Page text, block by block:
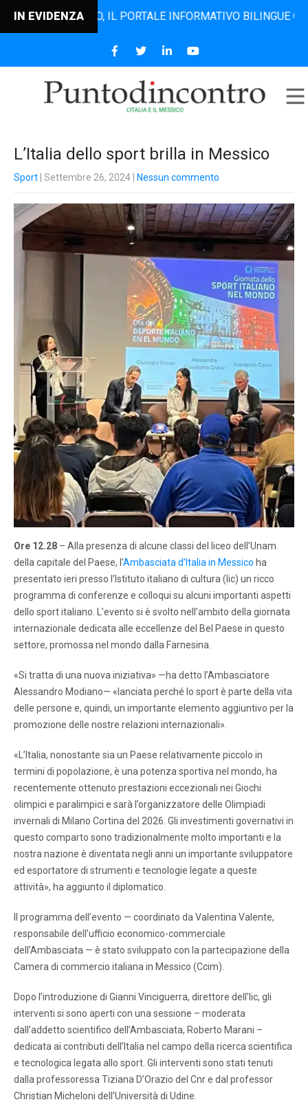
IN EVIDENZAIL PORTALE INFORMATIVO BILINGUE CHE
L’Italia dello sport brilla in Messico
Sport | Settembre 26, 2024 Nessun commento
Ore 12.28 – Alla presenza di alcune classi del liceo dell’Unam
della capitale del Paese, l’Ambasciata d’Italia in Messico ha
presentato ieri presso l’Istituto italiano di cultura (Iic) un ricco
programma di conferenze e colloqui su alcuni importanti aspetti
dello sport italiano. L’evento si è svolto nell’ambito della giornata
internazionale dedicata alle eccellenze del Bel Paese in questo
settore, promossa nel mondo dalla Farnesina.
«Si tratta di una nuova iniziativa» —ha detto l’Ambasciatore
Alessandro Modiano— «lanciata perché lo sport è parte della vita
delle persone e, quindi, un importante elemento aggiuntivo per la
promozione delle nostre relazioni internazionali».
«L’Italia, nonostante sia un Paese relativamente piccolo in
termini di popolazione, è una potenza sportiva nel mondo, ha
recentemente ottenuto prestazioni eccezionali nei Giochi
olimpici e paralimpici e sarà l’organizzatore delle Olimpiadi
invernali di Milano Cortina del 2026. Gli investimenti governativi in
questo comparto sono tradizionalmente molto importanti e la
nostra nazione è diventata negli anni un importante sviluppatore
ed esportatore di strumenti e tecnologie legate a queste
attività», ha aggiunto il diplomatico.
Il programma dell’evento — coordinato da Valentina Valente,
responsabile dell’ufficio economico-commerciale
dell’Ambasciata — è stato sviluppato con la partecipazione della
Camera di commercio italiana in Messico (Ccim).
Dopo l’introduzione di Gianni Vinciguerra, direttore dell’Iic, gli
interventi si sono aperti con una sessione – moderata
dall’addetto scientifico dell’Ambasciata, Roberto Marani –
dedicata ai contributi dell’Italia nel campo della ricerca scientifica
e tecnologica legata allo sport. Gli interventi sono stati tenuti
dalla professoressa Tiziana D’Orazio del Cnr e dal professor
Christian Micheloni dell’Università di Udine.